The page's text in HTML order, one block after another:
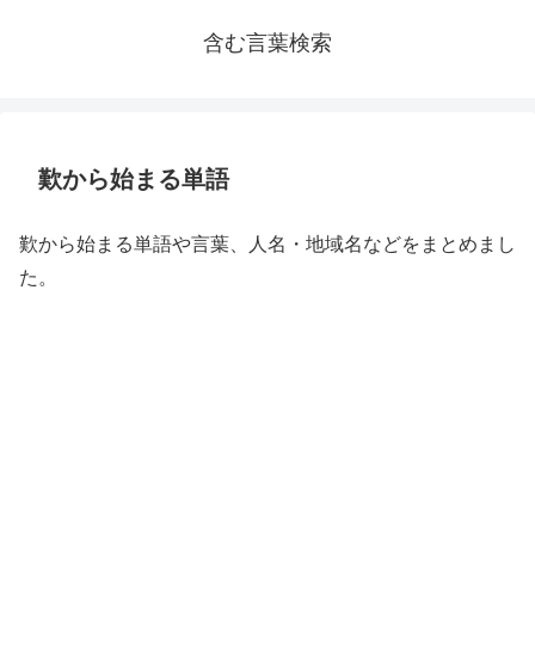
含む言葉検索
歎から始まる単語
歎から始まる単語や言葉、人名・地域名などをまとめまし
た。